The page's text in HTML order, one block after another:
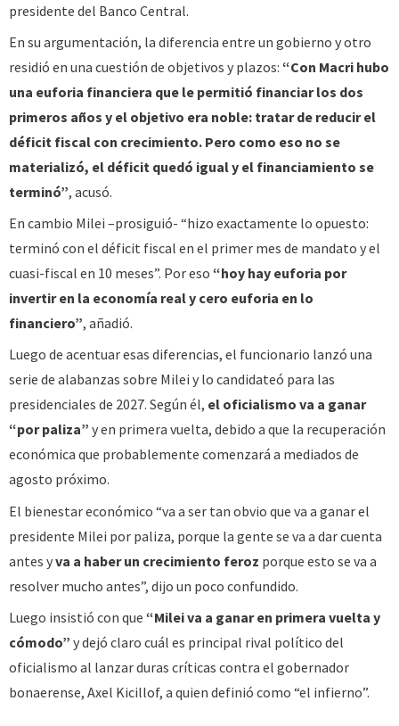
presidente del Banco Central.
En su argumentación, la diferencia entre un gobierno y otro
residió en una cuestión de objetivos y plazos: “Con Macri hubo
una euforia financiera que le permitió financiar los dos
primeros años y el objetivo era noble: tratar de reducir el
déficit fiscal con crecimiento. Pero como eso no se
materializó, el déficit quedó igual y el financiamiento se
terminó”, acusó.
En cambio Milei –prosiguió- “hizo exactamente lo opuesto:
terminó con el déficit fiscal en el primer mes de mandato y el
cuasi-fiscal en 10 meses”. Por eso “hoy hay euforia por
invertir en la economía real y cero euforia en lo
financiero”, añadió.
Luego de acentuar esas diferencias, el funcionario lanzó una
serie de alabanzas sobre Milei y lo candidateó para las
presidenciales de 2027. Según él, el oficialismo va a ganar
“por paliza” y en primera vuelta, debido a que la recuperación
económica que probablemente comenzará a mediados de
agosto próximo.
El bienestar económico “va a ser tan obvio que va a ganar el
presidente Milei por paliza, porque la gente se va a dar cuenta
antes yva a haber un crecimiento feroz porque esto se va a
resolver mucho antes”, dijo un poco confundido.
Luego insistió con que “Milei va a ganar en primera vuelta y
cómodo” y dejó claro cuál es principal rival político del
oficialismo al lanzar duras críticas contra el gobernador
bonaerense, Axel Kicillof, a quien definió como “el infierno”.